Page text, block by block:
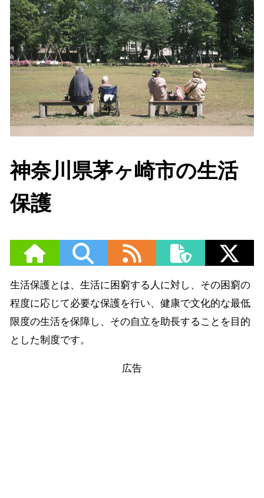
神奈川県茅ヶ崎市の生活
保護
生活保護とは、生活に困窮する人に対し、その困窮の
程度に応じて必要な保護を行い、健康で文化的な最低
限度の生活を保障し、その自立を助長することを目的
とした制度です。